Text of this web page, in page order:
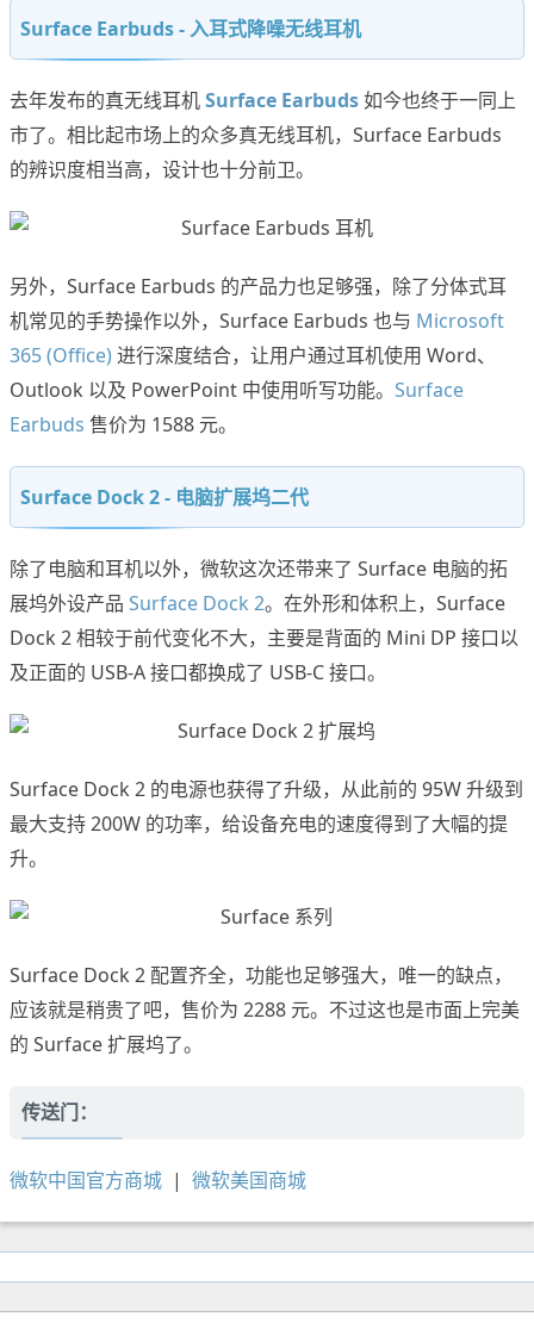
Surface Earbuds - 入耳式降噪无线耳机
去年发布的真无线耳机Surface Earbuds如今也终于一同上
市了。相比起市场上的众多真无线耳机，Surface Earbuds
的辨识度相当高，设计也十分前卫。
另外，Surface Earbuds 的产品力也足够强，除了分体式耳
机常见的手势操作以外，Surface Earbuds 也与 Microsoft
365 (Office) 进行深度结合，让用户通过耳机使用 Word、
Outlook 以及 PowerPoint 中使用听写功能。 Surface
Earbuds 售价为 1588 元。
Surface Dock 2 - 电脑扩展坞二代
除了电脑和耳机以外，微软这次还带来了 Surface 电脑的拓
展坞外设产品 Surface Dock 2。在外形和体积上，Surface
Dock 2 相较于前代变化不大，主要是背面的 Mini DP 接口以
及正面的 USB-A 接口都换成了 USB-C 接口。
Surface Dock 2 的电源也获得了升级，从此前的 95W 升级到
最大支持 200W 的功率，给设备充电的速度得到了大幅的提
升。
Surface Dock 2 配置齐全，功能也足够强大，唯一的缺点，
应该就是稍贵了吧，售价为 2288 元。不过这也是市面上完美
的 Surface 扩展坞了。
传送门：
微软中国官方商城 | 微软美国商城